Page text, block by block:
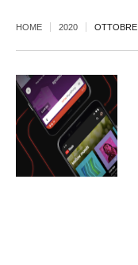
HOME 2020 OTTOBRE